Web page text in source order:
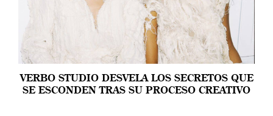
VERBO STUDIO DESVELA LOS SECRETOS QUE
SE ESCONDEN TRAS SU PROCESO CREATIVO